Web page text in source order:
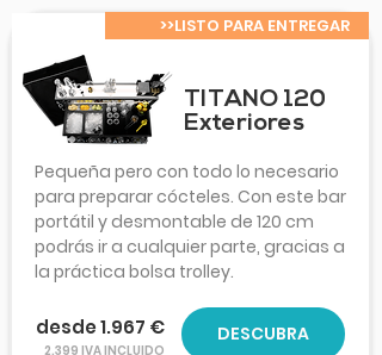
>>LISTO PARA ENTREGAR
TITANO 120
Exteriores
Pequeña pero con todo lo necesario
para preparar cócteles. Con este bar
portátil y desmontable de 120 cm
podrás ir a cualquier parte, gracias a
la práctica bolsa trolley.
desde 1.967 €
2.399 IVA INCLUIDO
DESCUBRA